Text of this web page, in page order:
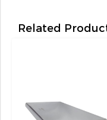
Related